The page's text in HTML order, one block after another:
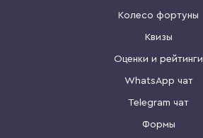
Колесо фортуны
Квизы
Оценки и рейтинги
WhatsApp чат
Telegram чат
Формы